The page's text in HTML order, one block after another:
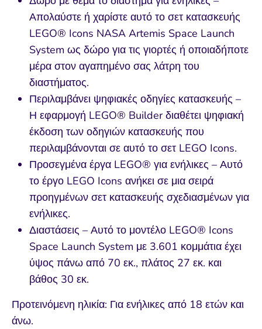
Απολαύστε ή χαρίστε αυτό το σετ κατασκευής
LEGO® Icons NASA Artemis Space Launch
System ως δώρο για τις γιορτές ή οποιαδήποτε
μέρα στον αγαπημένο σας λάτρη του
διαστήματος.
Περιλαμβάνει ψηφιακές οδηγίες κατασκευής –
Η εφαρμογή LEGO® Builder διαθέτει ψηφιακή
έκδοση των οδηγιών κατασκευής που
περιλαμβάνονται σε αυτό το σετ LEGO Icons.
Προσεγμένα έργα LEGO® για ενήλικες – Αυτό
το έργο LEGO Icons ανήκει σε μια σειρά
προηγμένων σετ κατασκευής σχεδιασμένων για
ενήλικες.
Διαστάσεις – Αυτό το μοντέλο LEGO® Icons
Space Launch System με 3.601 κομμάτια έχει
ύψος πάνω από 70 εκ., πλάτος 27 εκ. και
βάθος 30 εκ.
Προτεινόμενη ηλικία: Για ενήλικες από 18 ετών και
άνω.